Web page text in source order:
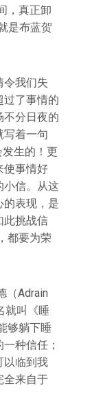
，真正卸
是布蓝贺
令我们失
过了事情的
不分日夜的
写着一句
生的！更
使事情好
小信。从这
的表现，是
此挑战信
都要为荣
（Adrain
就叫《睡
够躺下睡
种信任；
以临到我
全来自于